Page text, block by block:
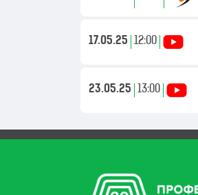
17.05.25 12:00
23.05.25 13:00